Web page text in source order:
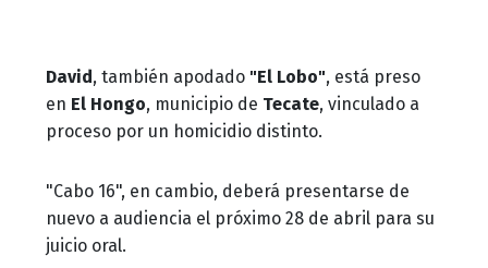
David, también apodado "El Lobo", está preso
en El Hongo, municipio de Tecate, vinculado a
proceso por un homicidio distinto.
"Cabo 16", en cambio, deberá presentarse de
nuevo a audiencia el próximo 28 de abril para su
juicio oral.